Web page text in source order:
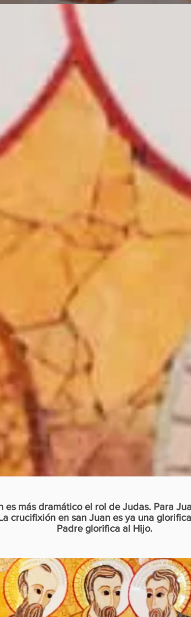
es más dramático el rol de Judas. Para
crucifixión en san Juan es ya una
Padre glorifica al Hijo.